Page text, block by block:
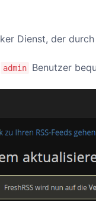
Dienst, der
admin Benutzer